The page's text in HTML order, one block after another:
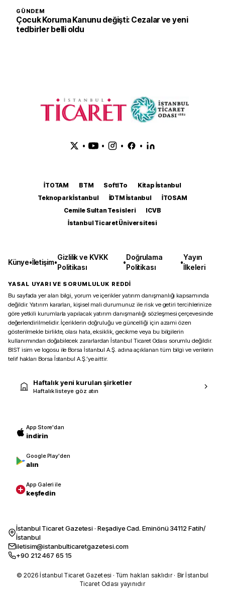
GÜNDEM
Çocuk Koruma Kanunu değişti: Cezalar ve yeni
tedbirler belli oldu
• • • •
İTOTAM BTM SoftITo
Kitap İstanbul
Teknopark İstanbul
İDTM İstanbul
İTOSAM
Cemile Sultan Tesisleri
ICVB
İstanbul Ticaret Üniversitesi
Künye•İletişim•
Gizlilik ve KVKK
Politikası
•
Doğrulama
Politikası
•
Yayın
İlkeleri
YASAL UYARI VE SORUMLULUK REDDİ
Bu sayfada yer alan bilgi, yorum ve içerikler yatırım danışmanlığı kapsamında
değildir. Yatırım kararları, kişisel mali durumunuz ile risk ve getiri tercihlerinize
göre yetkili kurumlarla yapılacak yatırım danışmanlığı sözleşmesi çerçevesinde
değerlendirilmelidir. İçeriklerin doğruluğu ve güncelliği için azami özen
gösterilmekle birlikte, olası hata, eksiklik, gecikme veya bu bilgilerin
kullanımından doğabilecek zararlardan İstanbul Ticaret Odası sorumlu değildir.
BIST isim ve logosu ile Borsa İstanbul A.Ş. adına açıklanan tüm bilgi ve verilerin
telif hakları Borsa İstanbul A.Ş.’ye aittir.
Haftalık yeni kurulan şirketler
Haftalık listeye göz atın
App Store'dan
indirin
Google Play'den
alın
App Galeri ile
keşfedin
İstanbul Ticaret Gazetesi · Reşadiye Cad. Eminönü 34112 Fatih/
İstanbul
iletisim@istanbulticaretgazetesi.com
+90 212 467 65 15
© 2026 İstanbul Ticaret Gazetesi · Tüm hakları saklıdır · Bir İstanbul
Ticaret Odası yayınıdır